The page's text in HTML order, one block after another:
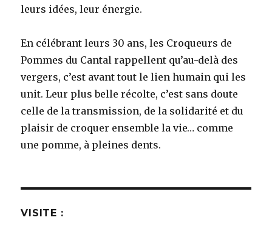
leurs idées, leur énergie.
En célébrant leurs 30 ans, les Croqueurs de
Pommes du Cantal rappellent qu’au-delà des
vergers, c’est avant tout le lien humain qui les
unit. Leur plus belle récolte, c’est sans doute
celle de la transmission, de la solidarité et du
plaisir de croquer ensemble la vie… comme
une pomme, à pleines dents.
VISITE :